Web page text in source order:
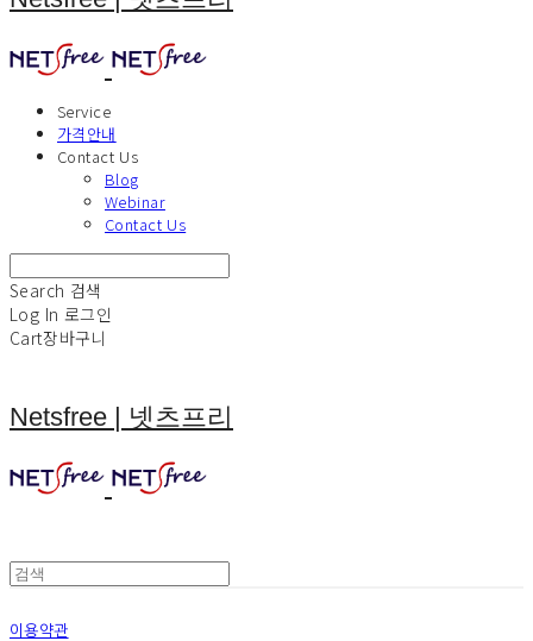
Service
가격안내
Contact Us
Blog
Webinar
Contact Us
Search 검색
Log In 로그인
Cart장바구니
Netsfree | 넷츠프리
이용약관